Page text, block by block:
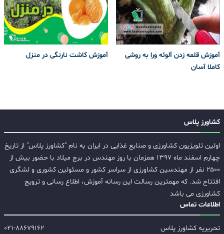
آموزش قلمه زدن آلوئه ورا به روشی
کاملا آسان
آموزش کاشت نارنگی در منزل
کشاورز پلاس
اولین تلویزیون کشاورزی و صنایع غذایی در ایران به نام "کشاورز پلاس" از تاریخ
چهارم اسفند ماه ۱۳۹۷ همزمان با روز مهندس در برج میلاد با حضور بیش از
۲۵۰۰ نفر از مهندسین کشاورزی از سراسر کشور و مسئولین کشوری و لشگری
افتتاح شد. که مهمترین رسالت این رسانه آموزش، اطلاع رسانی و ترویج
کشاورزی می باشد
اطلاعات تماس
تحریریه کشاورز پلاس
۰۲۱-۸۸۶۷۹۱۶۲